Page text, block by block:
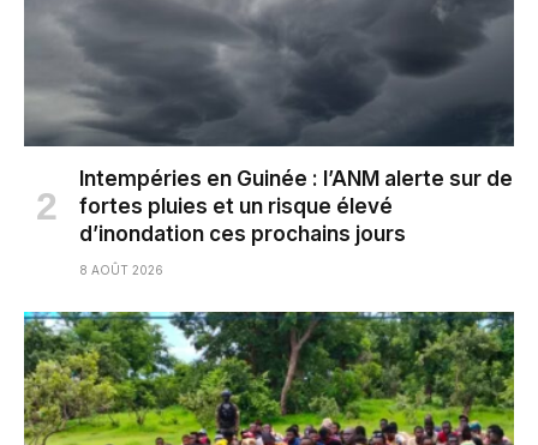
Intempéries en Guinée : l’ANM alerte sur de
fortes pluies et un risque élevé
d’inondation ces prochains jours
8 AOÛT 2026